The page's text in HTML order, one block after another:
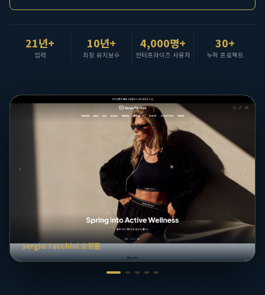
21년+
업력
10년+
최장 유지보수
4,000명+
엔터프라이즈 사용자
30+
누적 프로젝트
Duvetica 쇼핑몰